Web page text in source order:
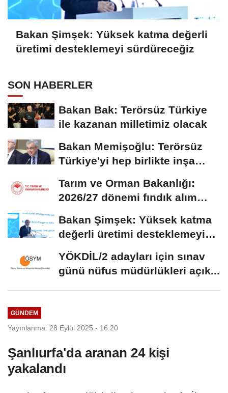
Bakan Şimşek: Yüksek katma değerli
üretimi desteklemeyi sürdüreceğiz
SON HABERLER
Bakan Bak: Terörsüz Türkiye
ile kazanan milletimiz olacak
Bakan Memişoğlu: Terörsüz
Türkiye'yi hep birlikte inşa
Tarım ve Orman Bakanlığı:
2026/27 dönemi fındık alım
Bakan Şimşek: Yüksek katma
değerli üretimi desteklemeyi
sürdüreceğiz
YÖKDİL/2 adayları için sınav
günü nüfus müdürlükleri açık...
GÜNDEM
Yayınlanma: 28 Eylül 2025 - 16:20
Şanlıurfa'da aranan 24 kişi
yakalandı